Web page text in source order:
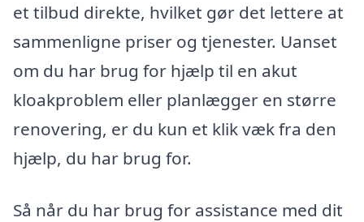
et tilbud direkte, hvilket gør det lettere at
sammenligne priser og tjenester. Uanset
om du har brug for hjælp til en akut
kloakproblem eller planlægger en større
renovering, er du kun et klik væk fra den
hjælp, du har brug for.
Så når du har brug for assistance med dit